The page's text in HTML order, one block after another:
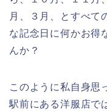
月、３月、とすべて
な記念日に何かお得
んか？
このように私自身思
駅前にある洋服店で